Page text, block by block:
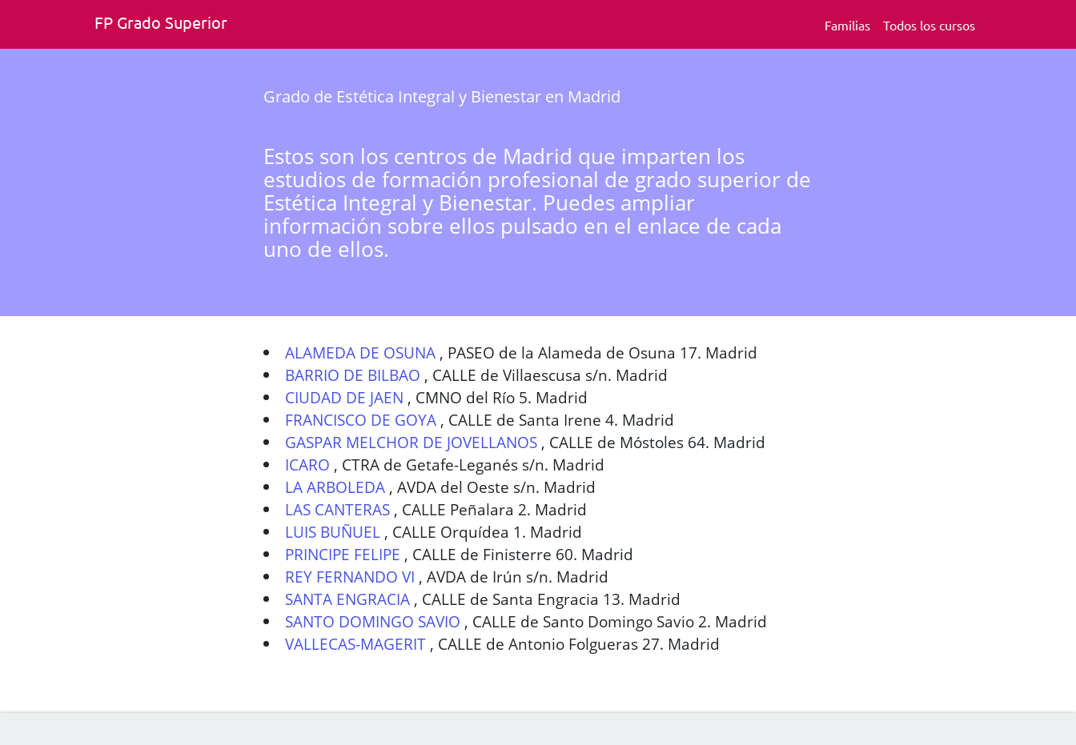
FP Grado Superior Familias Todos los cursos
Grado de Estética Integral y Bienestar en Madrid
Estos son los centros de Madrid que imparten los
estudios de formación profesional de grado superior de
Estética Integral y Bienestar. Puedes ampliar
información sobre ellos pulsado en el enlace de cada
uno de ellos.
ALAMEDA DE OSUNA , PASEO de la Alameda de Osuna 17. Madrid
BARRIO DE BILBAO , CALLE de Villaescusa s/n. Madrid
CIUDAD DE JAEN , CMNO del Río 5. Madrid
FRANCISCO DE GOYA , CALLE de Santa Irene 4. Madrid
GASPAR MELCHOR DE JOVELLANOS , CALLE de Móstoles 64. Madrid
ICARO , CTRA de Getafe-Leganés s/n. Madrid
LA ARBOLEDA , AVDA del Oeste s/n. Madrid
LAS CANTERAS , CALLE Peñalara 2. Madrid
LUIS BUÑUEL , CALLE Orquídea 1. Madrid
PRINCIPE FELIPE , CALLE de Finisterre 60. Madrid
REY FERNANDO VI , AVDA de Irún s/n. Madrid
SANTA ENGRACIA , CALLE de Santa Engracia 13. Madrid
SANTO DOMINGO SAVIO , CALLE de Santo Domingo Savio 2. Madrid
VALLECAS-MAGERIT , CALLE de Antonio Folgueras 27. Madrid